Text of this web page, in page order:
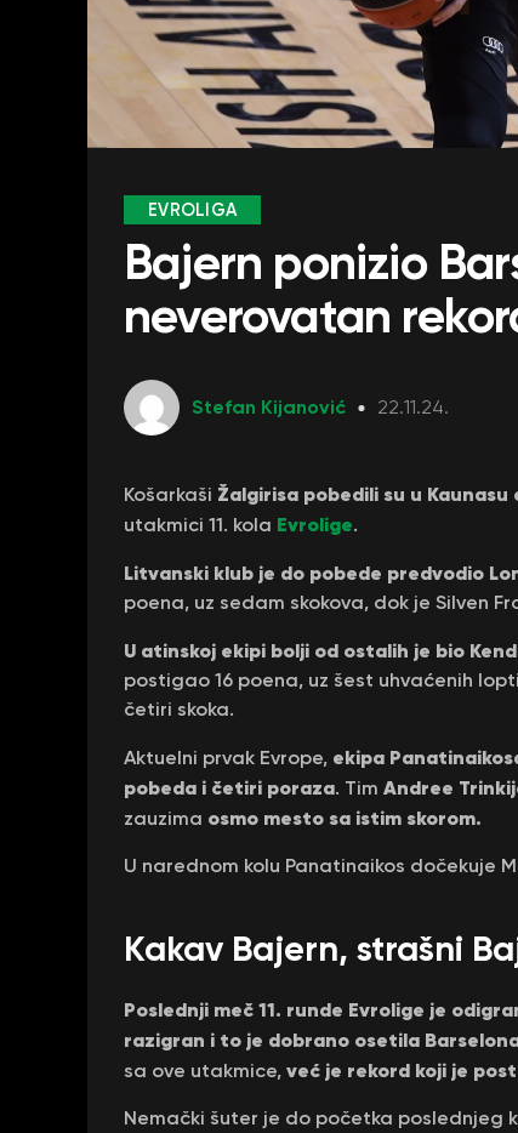
EVROLIGA
Bajern ponizio
neverovatan
Stefan Kijanović 22.11.24.
Košarkaši Žalgirisa pobedili su u
utakmici 11. kola Evrolige.
Litvanski klub je do pobede predvodio
poena, uz sedam skokova, dok je Silven
U atinskoj ekipi bolji od ostalih je bio
postigao 16 poena, uz šest uhvaćenih
četiri skoka.
Aktuelni prvak Evrope, ekipa
pobeda i četiri poraza. Tim Andree
zauzima osmo mesto sa istim skorom.
U narednom kolu Panatinaikos dočekuje
Kakav Bajern, strašni
Poslednji meč 11. runde Evrolige je
razigran i to je dobrano osetila
sa ove utakmice, već je rekord koji je
Nemački šuter je do početka poslednjeg